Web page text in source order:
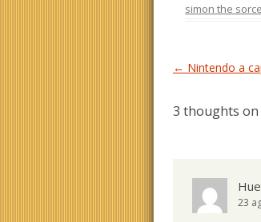
simon the
Navegación de
← Nintendo a
3 thoughts on
23